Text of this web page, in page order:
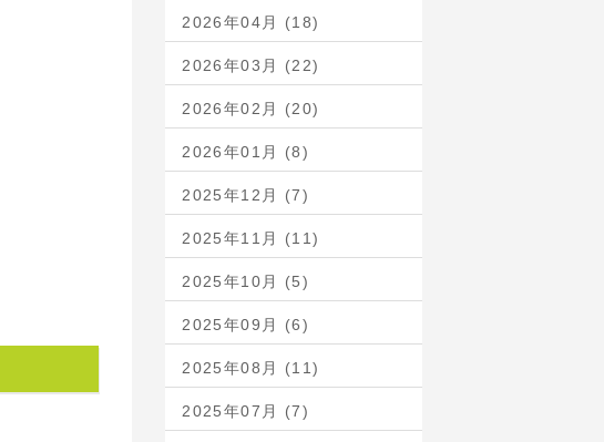
2026年04月 (18)
2026年03月 (22)
2026年02月 (20)
2026年01月 (8)
2025年12月 (7)
2025年11月 (11)
2025年10月 (5)
2025年09月 (6)
2025年08月 (11)
2025年07月 (7)